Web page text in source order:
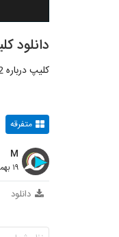
دانلود کلیپ
کلیپ درباره 22 بهمن
متفرقه
M
۱۹ بهمن ۱۴۰۱
دانلود